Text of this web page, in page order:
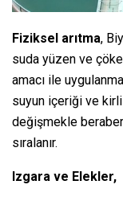
Fiziksel arıtma,
suda yüzen ve
amacı ile
suyun içeriği ve
değişmekle beraber
sıralanır.
Izgara ve Elekler,